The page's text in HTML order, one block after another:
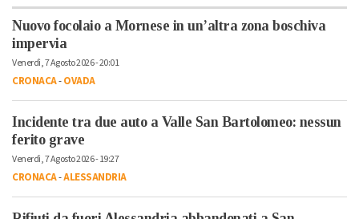
Nuovo focolaio a Mornese in un’altra zona boschiva
impervia
Venerdì, 7 Agosto 2026 - 20:01
CRONACA-OVADA
Incidente tra due auto a Valle San Bartolomeo: nessun
ferito grave
Venerdì, 7 Agosto 2026 - 19:27
CRONACA-ALESSANDRIA